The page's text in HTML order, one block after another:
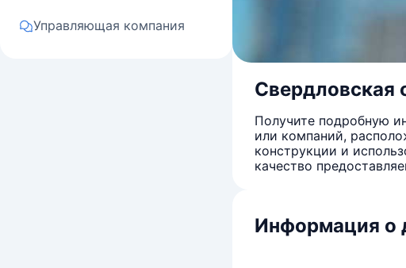
Управляющая компания
Свердловская
Получите подробную
или компаний,
конструкции и
качество
Информация о